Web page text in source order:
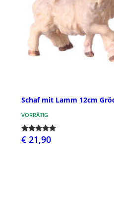
Schaf mit Lamm 12cm
VORRÄTIG
€ 21,90